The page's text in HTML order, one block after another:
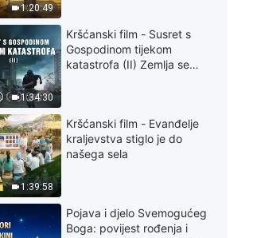
33:51
52:32
Riječ Božja – Odgovornosti vođa
i djelatnika (11) – Drugi odjeljak
42:36
Riječ Božja – Odgovornosti vođa
i djelatnika (11) – Treći odjeljak
Riječ Božja – Odgovornosti vođa
1:20:49
1:34:30
Kršćanski film - Susret s
Gospodinom tijekom
katastrofa (II) Zemlja se
1:39:58
Kršćanski film - Evanđelje
kraljevstva stiglo je do
našega sela
Pojava i djelo Svemogućeg
Boga: povijest rođenja i